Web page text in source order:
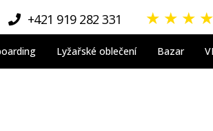
+421 919 282 331 ★ ★ ★ ★
Lyžařské oblečení Bazar